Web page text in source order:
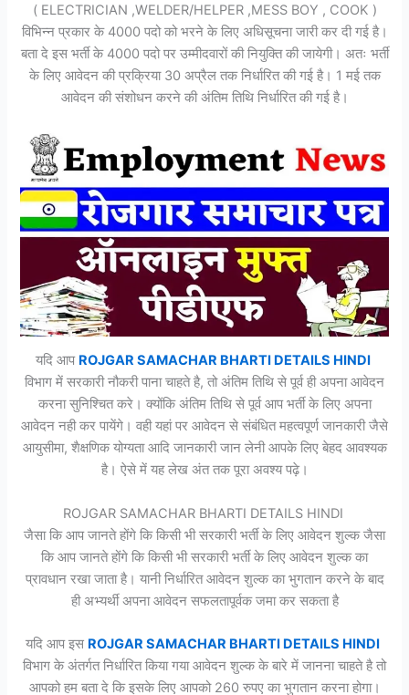
( ELECTRICIAN ,WELDER/HELPER ,MESS BOY , COOK )
विभिन्न प्रकार के 4000 पदो को भरने के लिए अधिसूचना जारी कर दी गई है।
बता दे इस भर्ती के 4000 पदो पर उम्मीदवारों की नियुक्ति की जायेगी। अतः भर्ती
के लिए आवेदन की प्रक्रिया 30 अप्रैल तक निर्धारित की गई है। 1 मई तक
आवेदन की संशोधन करने की अंतिम तिथि निर्धारित की गई है।
यदि आप ROJGAR SAMACHAR BHARTI DETAILS HINDI
विभाग में सरकारी नौकरी पाना चाहते है, तो अंतिम तिथि से पूर्व ही अपना आवेदन
करना सुनिश्चित करे। क्योंकि अंतिम तिथि से पूर्व आप भर्ती के लिए अपना
आवेदन नही कर पायेंगे। वही यहां पर आवेदन से संबंधित महत्वपूर्ण जानकारी जैसे
आयुसीमा, शैक्षणिक योग्यता आदि जानकारी जान लेनी आपके लिए बेहद आवश्यक
है। ऐसे में यह लेख अंत तक पूरा अवश्य पढ़े।
ROJGAR SAMACHAR BHARTI DETAILS HINDI
जैसा कि आप जानते होंगे कि किसी भी सरकारी भर्ती के लिए आवेदन शुल्क जैसा
कि आप जानते होंगे कि किसी भी सरकारी भर्ती के लिए आवेदन शुल्क का
प्रावधान रखा जाता है। यानी निर्धारित आवेदन शुल्क का भुगतान करने के बाद
ही अभ्यर्थी अपना आवेदन सफलतापूर्वक जमा कर सकता है
यदि आप इस ROJGAR SAMACHAR BHARTI DETAILS HINDI
विभाग के अंतर्गत निर्धारित किया गया आवेदन शुल्क के बारे में जानना चाहते है तो
आपको हम बता दे कि इसके लिए आपको 260 रुपए का भुगतान करना होगा।